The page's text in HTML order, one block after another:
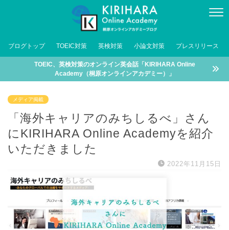
ブログトップ TOEIC対策 英検対策 小論文対策 プレスリリース
TOEIC、英検対策のオンライン英会話「KIRIHARA Online
Academy（桐原オンラインアカデミー）」
メディア掲載
「海外キャリアのみちしるべ」さん
にKIRIHARA Online Academyを紹介
いただきました
2022年11月15日